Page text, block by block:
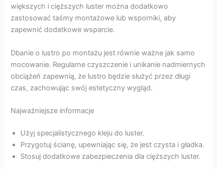
większych i cięższych luster można dodatkowo
zastosować taśmy montażowe lub wsporniki, aby
zapewnić dodatkowe wsparcie.
Dbanie o lustro po montażu jest równie ważne jak samo
mocowanie. Regularne czyszczenie i unikanie nadmiernych
obciążeń zapewnią, że lustro będzie służyć przez długi
czas, zachowując swój estetyczny wygląd.
Najważniejsze informacje
Użyj specjalistycznego kleju do luster.
Przygotuj ścianę, upewniając się, że jest czysta i gładka.
Stosuj dodatkowe zabezpieczenia dla cięższych luster.